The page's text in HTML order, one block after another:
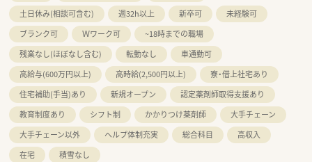
土日休み(相談可含む)
週32h以上 新卒可
未経験可
ブランク可
Ｗワーク可
~18時までの職場
残業なし(ほぼなし含む)
転勤なし
車通勤可
高給与(600万円以上)
高時給(2,500円以上)
寮・借上社宅あり
住宅補助(手当)あり
新規オープン
認定薬剤師取得支援あり
教育制度あり
シフト制 かかりつけ薬剤師
大手チェーン
大手チェーン以外
ヘルプ体制充実 総合科目
高収入
在宅
積雪なし